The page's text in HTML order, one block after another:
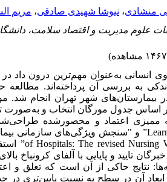
منشادی، نیوشا شهیدی صادقی، مریم
علوم مدیریت و اقتصاد سلامت،
انسانی به‌عنوان مهم‌ترین درون داد
به بررسی آن پرداخته‌اند.